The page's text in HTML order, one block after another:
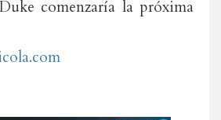
comenzaría la próxima